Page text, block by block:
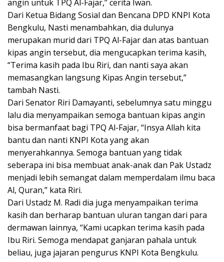
angin untuk TPQ Al-Fajar,” cerita Iwan.
Dari Ketua Bidang Sosial dan Bencana DPD KNPI Kota
Bengkulu, Nasti menambahkan, dia dulunya
merupakan murid dari TPQ Al-Fajar dan atas bantuan
kipas angin tersebut, dia mengucapkan terima kasih,
“Terima kasih pada Ibu Riri, dan nanti saya akan
memasangkan langsung Kipas Angin tersebut,”
tambah Nasti.
Dari Senator Riri Damayanti, sebelumnya satu minggu
lalu dia menyampaikan semoga bantuan kipas angin
bisa bermanfaat bagi TPQ Al-Fajar, “Insya Allah kita
bantu dan nanti KNPI Kota yang akan
menyerahkannya. Semoga bantuan yang tidak
seberapa ini bisa membuat anak-anak dan Pak Ustadz
menjadi lebih semangat dalam memperdalam ilmu baca
Al, Quran,” kata Riri.
Dari Ustadz M. Radi dia juga menyampaikan terima
kasih dan berharap bantuan uluran tangan dari para
dermawan lainnya, “Kami ucapkan terima kasih pada
Ibu Riri. Semoga mendapat ganjaran pahala untuk
beliau, juga jajaran pengurus KNPI Kota Bengkulu.